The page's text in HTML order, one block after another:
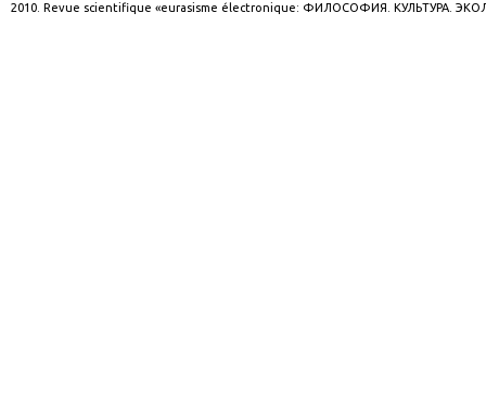
2010. Revue scientifique «eurasisme électronique: ФИЛОСОФИЯ. КУЛЬТУРА.